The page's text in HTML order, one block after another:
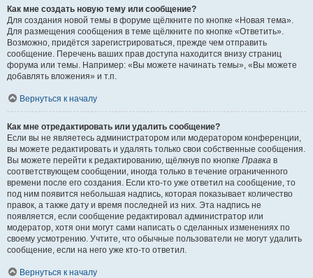
Как мне создать новую тему или сообщение?
Для создания новой темы в форуме щёлкните по кнопке «Новая тема».
Для размещения сообщения в теме щёлкните по кнопке «Ответить».
Возможно, придётся зарегистрироваться, прежде чем отправить
сообщение. Перечень ваших прав доступа находится внизу страниц
форума или темы. Например: «Вы можете начинать темы», «Вы можете
добавлять вложения» и т.п.
Вернуться к началу
Как мне отредактировать или удалить сообщение?
Если вы не являетесь администратором или модератором конференции,
вы можете редактировать и удалять только свои собственные сообщения.
Вы можете перейти к редактированию, щёлкнув по кнопке Правка в
соответствующем сообщении, иногда только в течение ограниченного
времени после его создания. Если кто-то уже ответил на сообщение, то
под ним появится небольшая надпись, которая показывает количество
правок, а также дату и время последней из них. Эта надпись не
появляется, если сообщение редактировал администратор или
модератор, хотя они могут сами написать о сделанных изменениях по
своему усмотрению. Учтите, что обычные пользователи не могут удалить
сообщение, если на него уже кто-то ответил.
Вернуться к началу